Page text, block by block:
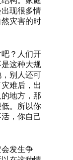
现很多情
灾害的时
？人们开
这种大规
别人还可
难后，出
地方，那
。所以你
，你自己
发生争